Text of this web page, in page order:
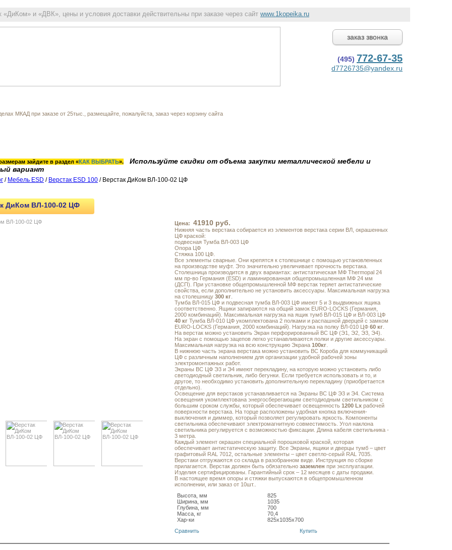
и «ДВК», цены и условия доставки действительны при заказе через сайт www.1kopeika.ru
заказ звонка
(495) 772-67-35
d7726735@yandex.ru
МКАД при заказе от 25тыс., размещайте, пожалуйста, заказ через корзину сайта
зайдите в раздел «КАК ВЫБРАТЬ».
Используйте скидки от объема закупки металлической мебели и
вариант
/ Мебель ESD / Верстак ESD 100 / Верстак ДиКом ВЛ-100-02 ЦФ
ДиКом ВЛ-100-02 ЦФ
Цена: 41910 руб.
Нижняя часть верстака собирается из элементов верстака серии ВЛ, окрашенных
ЦФ краской:
подвесная Тумба ВЛ-003 ЦФ
Опора ЦФ
Стяжка 100 ЦФ.
Все элементы сварные. Они крепятся к столешнице с помощью установленных
на производстве муфт. Это значительно увеличивает прочность верстака.
Столешница производится в двух вариантах: антистатическая МФ Thermopal 24
мм пр-во Германия (ESD) и ламинированная общепромышленная МФ 24 мм
(ДСП). При установке общепромышленной МФ верстак теряет антистатические
свойства, если дополнительно не установить аксессуары. Максимальная нагрузка
на столешницу 300 кг
Тумба ВЛ-015 ЦФ и подвесная тумба ВЛ-003 ЦФ имеют 5 и 3 выдвижных ящика
соответственно. Ящики запираются на общий замок EURO-LOCKS (Германия,
2000 комбинаций). Максимальная нагрузка на ящик тумб ВЛ-015 ЦФ и ВЛ-003 ЦФ
40 кг Тумба ВЛ-010 ЦФ укомплектована 2 полками и распашной дверцей с замком
EURO-LOCKS (Германия, 2000 комбинаций). Нагрузка на полку ВЛ-010 ЦФ 60 кг
На верстак можно установить Экран перфорированный ВС ЦФ (Э1, Э2, Э3, Э4).
На экран с помощью зацепов легко устанавливаются полки и другие аксессуары.
Максимальная нагрузка на всю конструкцию Экрана 100кг
В нижнюю часть экрана верстака можно установить ВС Короба для коммуникаций
ЦФ с различным наполнением для организации удобной рабочей зоны
электромонтажных работ.
Экраны ВС ЦФ Э3 и Э4 имеют перекладину, на которую можно установить либо
светодиодный светильник, либо бегунки. Если требуется использовать и то, и
другое, то необходимо установить дополнительную перекладину (приобретается
отдельно).
Освещение для верстаков устанавливается на Экраны ВС ЦФ Э3 и Э4. Система
освещения укомплектована энергосберегающим светодиодным светильником с
большим сроком службы, который обеспечивает освещенность 1200 Lx рабочей
поверхности верстака. На торце расположены удобная кнопка включения-
выключения и диммер, который позволяет регулировать яркость. Компоненты
светильника обеспечивают электромагнитную совместимость. Угол наклона
светильника регулируется с возможностью фиксации. Длина кабеля светильника -
3 метра.
Каждый элемент окрашен специальной порошковой краской, которая
обеспечивает антистатическую защиту. Все Экраны, ящики и дверцы тумб – цвет
графитовый RAL 7012, остальные элементы – цвет светло-серый RAL 7035.
Верстаки отгружаются со склада в разобранном виде. Инструкция по сборке
прилагается. Верстак должен быть обязательно заземлен при эксплуатации.
Изделия сертифицированы. Гарантийный срок – 12 месяцев с даты продажи.
В настоящее время опоры и стяжки выпускаются в общепромышленном
исполнении, или заказ от 10шт..
Высота, мм
825
Ширина, мм
1035
Глубина, мм
700
Масса, кг
70,4
Хар-ки
825х1035х700
Сравнить
Купить